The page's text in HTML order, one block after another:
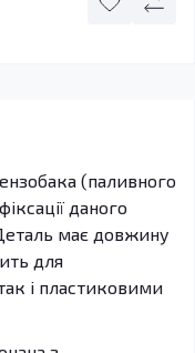
(паливного
даного
має довжину
для
і пластиковими